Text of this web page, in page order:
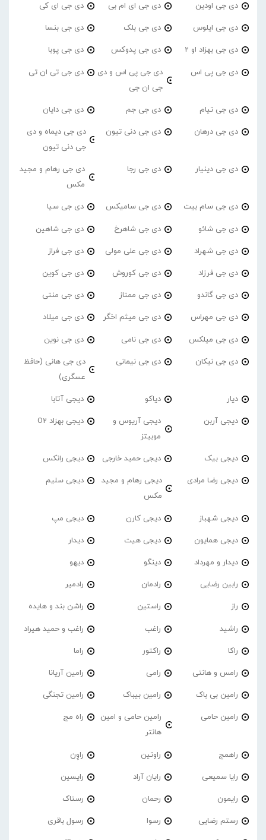
دی جی اودین دی جی ای ام بی دی جی ای کی
دی جی ایلوس دی جی بلک دی جی بنسا
دی جی بهزاد او 2 دی جی پدوکس دی جی پوبا
دی جی پی اس
دی جی پی اس و دی
جی ان جی
دی جی تی ان تی
دی جی تیام دی جی جم دی جی دایان
دی جی درهان دی جی دنی تیون
دی جی دیماه و دی
جی دنی تیون
دی جی دینیار دی جی رجا
دی جی رهام و مجید
مکس
دی جی سام بیت دی جی سامیکس دی جی سیا
دی جی شائو دی جی شاهرخ دی جی شاهین
دی جی شهراد دی جی علی مولی دی جی فراز
دی جی فرزاد دی جی کوروش دی جی کوین
دی جی گاندو دی جی ممتاز دی جی منتی
دی جی مهراس دی جی میثم اخگر دی جی میلاد
دی جی میلکس دی جی نامی دی جی نوین
دی جی نیکان دی جی نیمانی
دی جی هانی (حافظ
عسگری)
دیار دیاکو دیجی آتابا
دیجی آربن
دیجی آریوس و
موبیتز
دیجی بهزاد O2
دیجی بیک دیجی حمید خارجی دیجی رانکس
دیجی رضا مرادی
دیجی رهام و مجید
مکس
دیجی سلیم
دیجی شهباز دیجی کارن دیجی مپ
دیجی همایون دیجی هیت دیدار
دیدار و مهرداد دینگو دیهو
رابین رضایی رادمان رادمیر
راز راستین راشن بند و هایده
راشید راغب راغب و حمید هیراد
راکا راکتور راما
رامس و هانتی رامی رامین آریانا
رامین بی باک رامین بیباک رامین تجنگی
رامین حامی
رامین حامی و امین
هانتر
راه مج
راهمج راوتین راوِن
رایا سمیعی رایان آراد رایسین
رایمون رحمان رستاک
رستم رضایی رسوا رسول باقری